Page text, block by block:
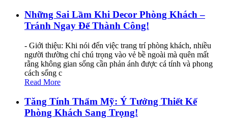
Những Sai Lầm Khi Decor Phòng Khách –
Tránh Ngay Để Thành Công!
- Giới thiệu: Khi nói đến việc trang trí phòng khách, nhiều
người thường chỉ chú trọng vào vẻ bề ngoài mà quên mất
rằng không gian sống cần phản ánh được cá tính và phong
cách sống c
Read More
Tăng Tính Thẩm Mỹ: Ý Tưởng Thiết Kế
Phòng Khách Sang Trọng!